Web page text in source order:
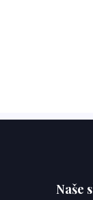
Naše